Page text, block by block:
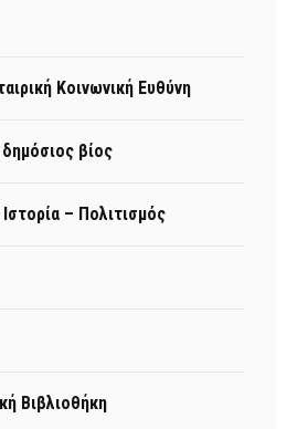
Κοινωνική Ευθύνη
βίος
– Πολιτισμός
Βιβλιοθήκη